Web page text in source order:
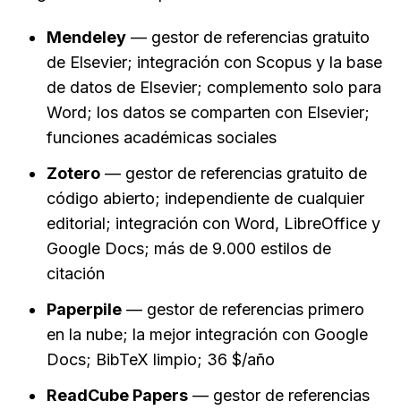
Mendeley — gestor de referencias gratuito
de Elsevier; integración con Scopus y la base
de datos de Elsevier; complemento solo para
Word; los datos se comparten con Elsevier;
funciones académicas sociales
Zotero — gestor de referencias gratuito de
código abierto; independiente de cualquier
editorial; integración con Word, LibreOffice y
Google Docs; más de 9.000 estilos de
citación
Paperpile — gestor de referencias primero
en la nube; la mejor integración con Google
Docs; BibTeX limpio; 36 $/año
ReadCube Papers — gestor de referencias